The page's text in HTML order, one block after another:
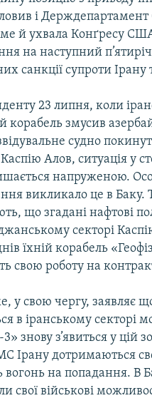
RFE/RL
і
й ухвала Конґресу
на наступний
санкції супроти Ірану
23 липня, коли
корабель змусив
судно
Алов, ситуація у
напруженою.
викликало це в Баку.
що згадані нафтові
секторі
їхній корабель
свою роботу на
у свою чергу, заявляє
в іранському секторі
знову з’явиться у цій
Ірану дотримаються
вогонь на попадання. В
свої військові